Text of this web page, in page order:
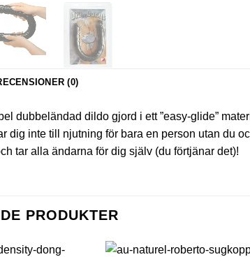
(0)
dubbeländad dildo gjord i ett ”easy-glide”
dig inte till njutning för bara en person utan du
tar alla ändarna för dig själv (du förtjänar det)!
PRODUKTER